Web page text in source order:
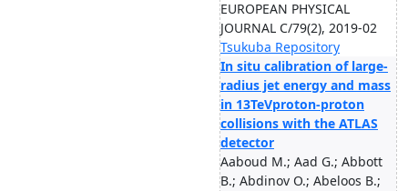
EUROPEAN PHYSICAL
JOURNAL C/79(2), 2019-02
Tsukuba Repository
In situ calibration of large-
radius jet energy and mass
in 13TeVproton-proton
collisions with the ATLAS
detector
Aaboud M.; Aad G.; Abbott
B.; Abdinov O.; Abeloos B.;